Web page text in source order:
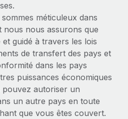
méticuleux dans
nous assurons que
guidé à travers les lois
de transfert des pays et
dans les pays
puissances économiques
pouvez autoriser un
un autre pays en toute
que vous êtes couvert.